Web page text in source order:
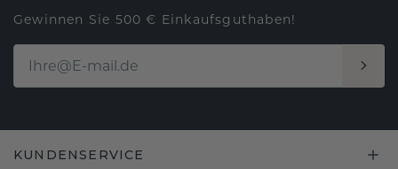
Gewinnen Sie 500 € Einkaufsguthaben!
KUNDENSERVICE